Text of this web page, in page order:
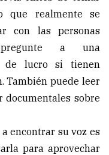
que realmente se
con las personas
pregunte a una
de lucro si tienen
También puede leer
documentales sobre
encontrar su voz es
para aprovechar